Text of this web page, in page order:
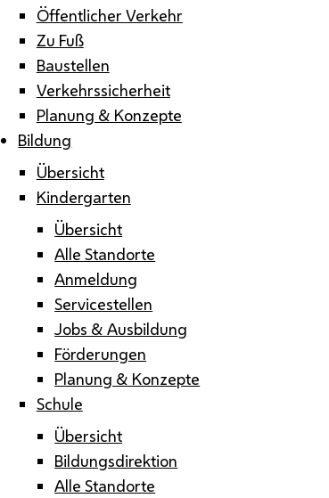
Öffentlicher Verkehr
Zu Fuß
Baustellen
Verkehrssicherheit
Planung & Konzepte
Bildung
Übersicht
Kindergarten
Übersicht
Alle Standorte
Anmeldung
Servicestellen
Jobs & Ausbildung
Förderungen
Planung & Konzepte
Schule
Übersicht
Bildungsdirektion
Alle Standorte